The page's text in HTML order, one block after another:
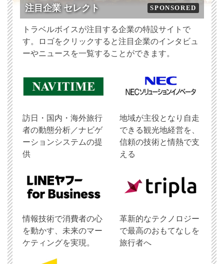
注目企業 セレクト SPONSORED
トラベルボイスが注目する企業の特設サイトで
す。ロゴをクリックすると注目企業のインタビュ
ーやニュースを一覧することができます。
訪日・国内・海外旅行
者の動態分析／ナビゲ
ーションシステムの提
供
地域が主役となり自走
できる観光地経営を、
信頼の技術と情熱で支
える
情報技術で消費者の心
を動かす、未来のマー
ケティングを実現。
革新的なテクノロジー
で最高のおもてなしを
旅行者へ